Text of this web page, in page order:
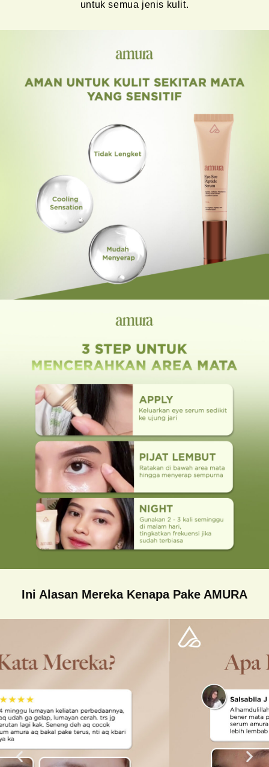
untuk semua jenis kulit.
Ini Alasan Mereka Kenapa Pake AMURA